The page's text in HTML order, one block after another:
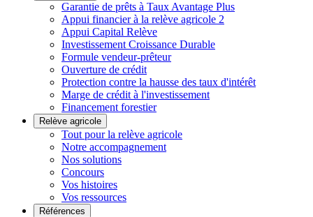
Garantie de prêts à Taux Avantage Plus
Appui financier à la relève agricole 2
Appui Capital Relève
Investissement Croissance Durable
Formule vendeur-prêteur
Ouverture de crédit
Protection contre la hausse des taux d'intérêt
Marge de crédit à l'investissement
Financement forestier
Relève agricole
Tout pour la relève agricole
Notre accompagnement
Nos solutions
Concours
Vos histoires
Vos ressources
Références